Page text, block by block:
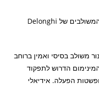
דגמים אלה משלימים את קו המוצרים המשולבים של Delonghi
משולב בסיסי ואמין ברוחב
את המינימום הדרוש לתפקוד
הפעלה. אידיאלי